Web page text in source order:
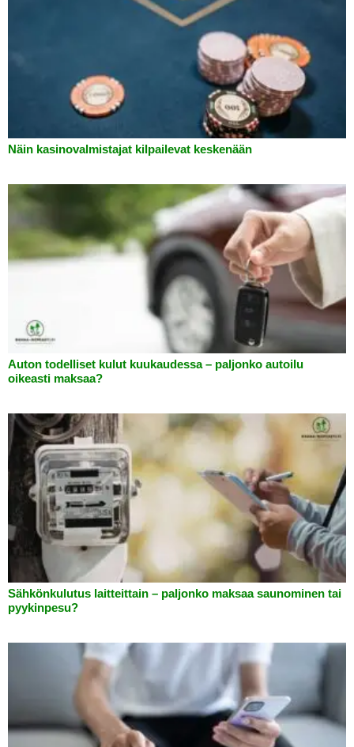
Näin kasinovalmistajat kilpailevat keskenään
Auton todelliset kulut kuukaudessa – paljonko autoilu
oikeasti maksaa?
Sähkönkulutus laitteittain – paljonko maksaa saunominen tai
pyykinpesu?